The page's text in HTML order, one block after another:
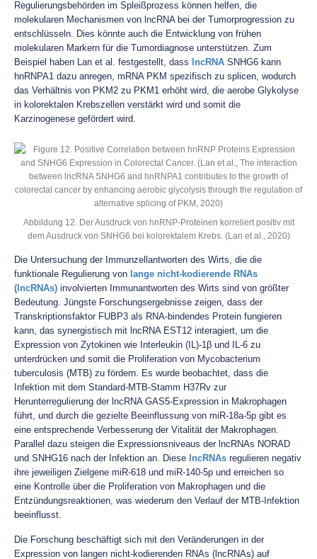
Regulierungsbehörden im Spleißprozess können helfen, die
molekularen Mechanismen von lncRNA bei der Tumorprogression zu
entschlüsseln. Dies könnte auch die Entwicklung von frühen
molekularen Markern für die Tumordiagnose unterstützen. Zum
Beispiel haben Lan et al. festgestellt, dass
lncRNA SNHG6 kann
hnRNPA1 dazu anregen, mRNA PKM spezifisch zu splicen, wodurch
das Verhältnis von PKM2 zu PKM1 erhöht wird, die aerobe Glykolyse
in kolorektalen Krebszellen verstärkt wird und somit die
Karzinogenese gefördert wird.
Abbildung 12. Der Ausdruck von hnRNP-Proteinen korreliert positiv mit
dem Ausdruck von SNHG6 bei kolorektalem Krebs. (Lan et al., 2020)
Die Untersuchung der Immunzellantworten des Wirts, die die
funktionale Regulierung von lange nicht-kodierende RNAs
(lncRNAs) involvierten Immunantworten des Wirts sind von größter
Bedeutung. Jüngste Forschungsergebnisse zeigen, dass der
Transkriptionsfaktor FUBP3 als RNA-bindendes Protein fungieren
kann, das synergistisch mit lncRNA EST12 interagiert, um die
Expression von Zytokinen wie Interleukin (IL)-1β und IL-6 zu
unterdrücken und somit die Proliferation von Mycobacterium
tuberculosis (MTB) zu fördern. Es wurde beobachtet, dass die
Infektion mit dem Standard-MTB-Stamm H37Rv zur
Herunterregulierung der lncRNA GAS5-Expression in Makrophagen
führt, und durch die gezielte Beeinflussung von miR-18a-5p gibt es
eine entsprechende Verbesserung der Vitalität der Makrophagen.
Parallel dazu steigen die Expressionsniveaus der lncRNAs NORAD
und SNHG16 nach der Infektion an. Diese lncRNAs regulieren negativ
ihre jeweiligen Zielgene miR-618 und miR-140-5p und erreichen so
eine Kontrolle über die Proliferation von Makrophagen und die
Entzündungsreaktionen, was wiederum den Verlauf der MTB-Infektion
beeinflusst.
Die Forschung beschäftigt sich mit den Veränderungen in der
Expression von langen nicht-kodierenden RNAs (lncRNAs) auf